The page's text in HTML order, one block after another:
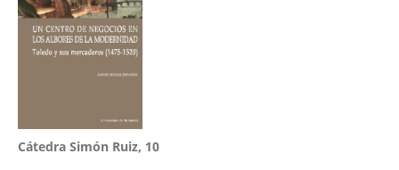
Cátedra Simón Ruiz, 10